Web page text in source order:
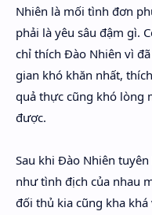
Nhiên là mối tình đơn
phải là yêu sâu đậm gì.
chỉ thích Đào Nhiên vì
gian khó khăn nhất,
quả thực cũng khó lòng
được.
Sau khi Đào Nhiên
như tình địch của nhau
đối thủ kia cũng kha